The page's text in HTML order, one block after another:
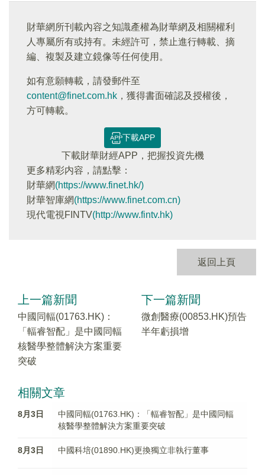
財華網所刊載內容之知識產權為財華網及相關權利
人專屬所有或持有。未經許可，禁止進行轉載、摘
編、複製及建立鏡像等任何使用。
如有意願轉載，請發郵件至
content@finet.com.hk ，獲得書面確認及授權後，
方可轉載。
下載APP
下載財華財經APP，把握投資先機
更多精彩内容，請點擊：
財華網(https://www.finet.hk/)
財華智庫網(https://www.finet.com.cn)
現代電視FINTV(http://www.fintv.hk)
返回上頁
上一篇新聞
中國同輻(01763.HK)：
「輻睿智配」是中國同輻
核醫學整體解決方案重要
突破
下一篇新聞
微創醫療(00853.HK)預告
半年虧損增
相關文章
8月3日
中國同輻(01763.HK)：「輻睿智配」是中國同輻
核醫學整體解決方案重要突破
8月3日 中國科培(01890.HK)更換獨立非執行董事